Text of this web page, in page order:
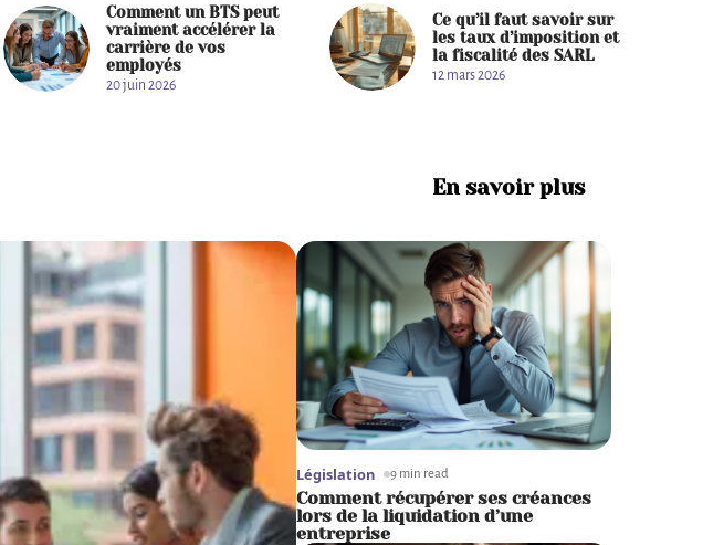
Comment un BTS peut
vraiment accélérer la
carrière de vos
employés
20 juin 2026
Ce qu’il faut savoir sur
les taux d’imposition et
la fiscalité des SARL
12 mars 2026
En savoir plus
Législation 9 min read
Comment récupérer ses créances
lors de la liquidation d’une
entreprise